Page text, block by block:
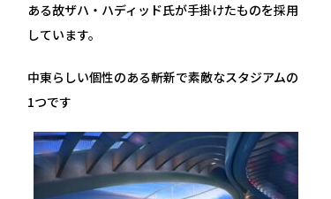
ある故ザハ・ハディッド氏が手掛けたものを採用
しています。
中東らしい個性のある斬新で素敵なスタジアムの
1つです